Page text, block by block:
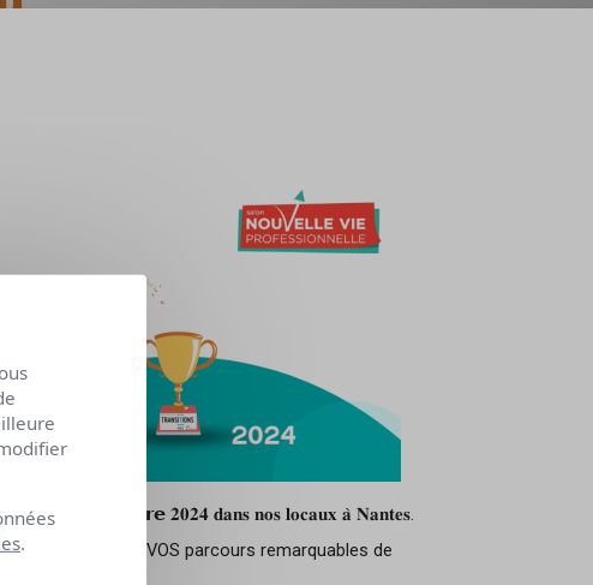
𝗹𝗲 𝟱 𝗻𝗼𝘃𝗲𝗺𝗯𝗿𝗲 𝟐𝟎𝟐𝟒 𝐝𝐚𝐧𝐬 𝐧𝐨𝐬 𝐥𝐨𝐜𝐚𝐮𝐱 𝐚̀ 𝐍𝐚𝐧𝐭𝐞𝐬.
récompensant VOS parcours remarquables de
.